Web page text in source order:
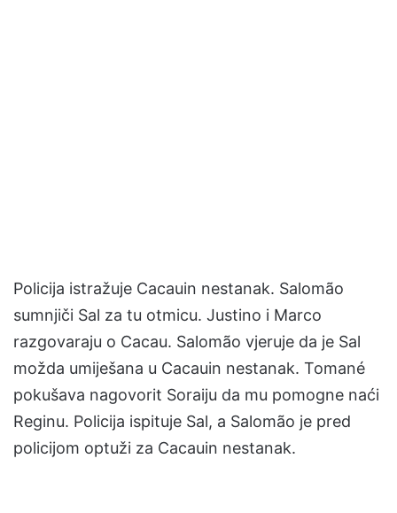
Policija istražuje Cacauin nestanak. Salomão
sumnjiči Sal za tu otmicu. Justino i Marco
razgovaraju o Cacau. Salomão vjeruje da je Sal
možda umiješana u Cacauin nestanak. Tomané
pokušava nagovorit Soraiju da mu pomogne naći
Reginu. Policija ispituje Sal, a Salomão je pred
policijom optuži za Cacauin nestanak.